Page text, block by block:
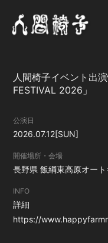
SCHEDULE
GOODS
人間椅子画報
PHOTO
お問い合わせ
人間椅子イベント出
FESTIVAL 2026」
公演日
2026.07.12[SUN]
開催場所・会場
長野県飯綱東高原オー
INFO
詳細
https://